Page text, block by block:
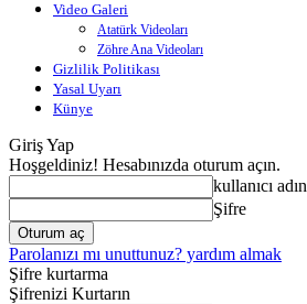
Video Galeri
Atatürk Videoları
Zöhre Ana Videoları
Gizlilik Politikası
Yasal Uyarı
Künye
Giriş Yap
Hoşgeldiniz! Hesabınızda oturum açın.
kullanıcı
Şifre
Parolanızı mı unuttunuz? yardım almak
Şifre kurtarma
Şifrenizi Kurtarın